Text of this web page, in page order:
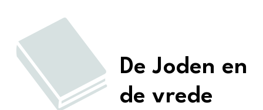
De Joden en
de vrede